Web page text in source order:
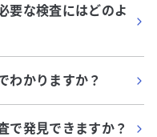
要な検査にはどのよ
わかりますか？
で発見できますか？